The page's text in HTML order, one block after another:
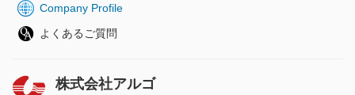
Company Profile
よくあるご質問
株式会社アルゴ